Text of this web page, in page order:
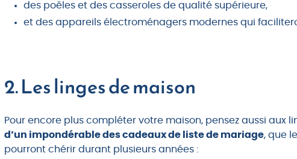
des poêles et des casseroles de qualité supérieure,
et des appareils électroménagers modernes qui
2. Les linges de maison
Pour encore plus compléter votre maison, pensez aussi aux
d’un impondérable des cadeaux de liste de mariage, que
pourront chérir durant plusieurs années :